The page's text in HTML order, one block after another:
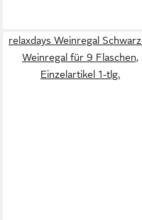
relaxdays Weinregal
Weinregal für 9 Flaschen,
Einzelartikel 1-tlg.